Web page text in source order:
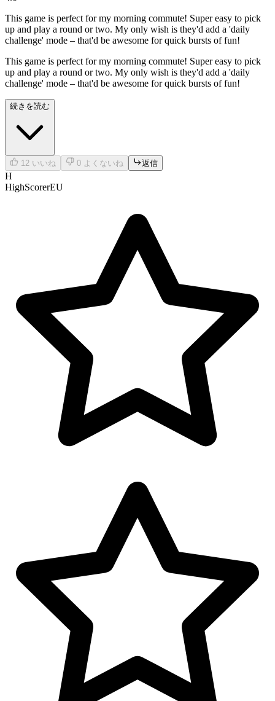
This game is perfect for my morning commute! Super easy to pick
up and play a round or two. My only wish is they'd add a 'daily
challenge' mode – that'd be awesome for quick bursts of fun!
This game is perfect for my morning commute! Super easy to pick
up and play a round or two. My only wish is they'd add a 'daily
challenge' mode – that'd be awesome for quick bursts of fun!
続きを読む
12 いいね 0 よくないね 返信
H
HighScorerEU